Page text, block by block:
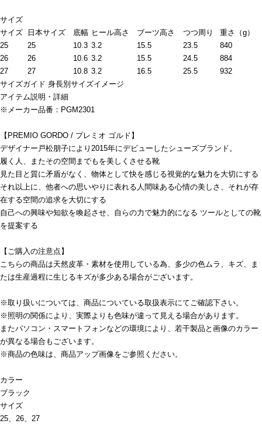
サイズ
サイズ
日本サイズ 底幅 ヒール高さ ブーツ高さ つつ周り
重さ（g）
25
25 10.3 3.2 15.5 23.5
840
26
26 10.6 3.2 15.5 24.5
884
27
27 10.8 3.2 16.5 25.5
932
サイズガイド 身長別サイズイメージ
アイテム説明・詳細
※メーカー品番：PGM2301
【PREMIO GORDO / プレミオ ゴルド】
デザイナー戸松朋子により2015年にデビューしたシューズブランド。
履く人、またその空間までもを美しくさせる靴
見た目と質に矛盾がなく、物体として快を感じる視覚的な魅力を大切にする
それ以上に、他者への思いやりに表れる人間味ある心情の美しさ、それが存
在する空間の追求を大切にする
自己への興味や知欲を喚起させ、自らの力で魅力的になる ツールとしての靴
を提案する
【ご購入の注意点】
こちらの商品は天然皮革・素材を使用している為、多少の色ムラ、キズ、ま
たは生産過程に生じるキズが多少ある場合がございます。
※取り扱いについては、商品についている取扱表示にてご確認下さい。
※照明の関係により、実際よりも色味が違って見える場合があります。
またパソコン・スマートフォンなどの環境により、若干製品と画像のカラー
が異なる場合もございます。
※商品の色味は、商品アップ画像をご参照ください。
カラー
ブラック
サイズ
25、26、27